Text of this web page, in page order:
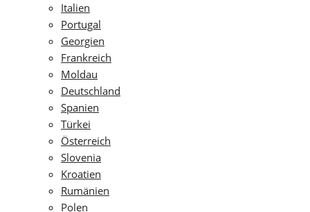
Italien
Portugal
Georgien
Frankreich
Moldau
Deutschland
Spanien
Türkei
Österreich
Slovenia
Kroatien
Rumänien
Polen